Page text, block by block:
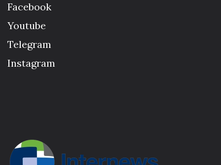
Facebook
Youtube
Telegram
Instagram